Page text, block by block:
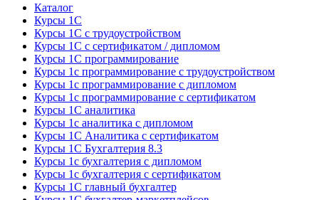
Каталог
Курсы 1С
Курсы 1С с трудоустройством
Курсы 1С с сертификатом / дипломом
Курсы 1С программирование
Курсы 1с программирование с трудоустройством
Курсы 1с программирование с дипломом
Курсы 1с программирование с сертификатом
Курсы 1С аналитика
Курсы 1с аналитика с дипломом
Курсы 1С Аналитика с сертификатом
Курсы 1С Бухгалтерия 8.3
Курсы 1с бухгалтерия с дипломом
Курсы 1с бухгалтерия с сертификатом
Курсы 1С главный бухгалтер